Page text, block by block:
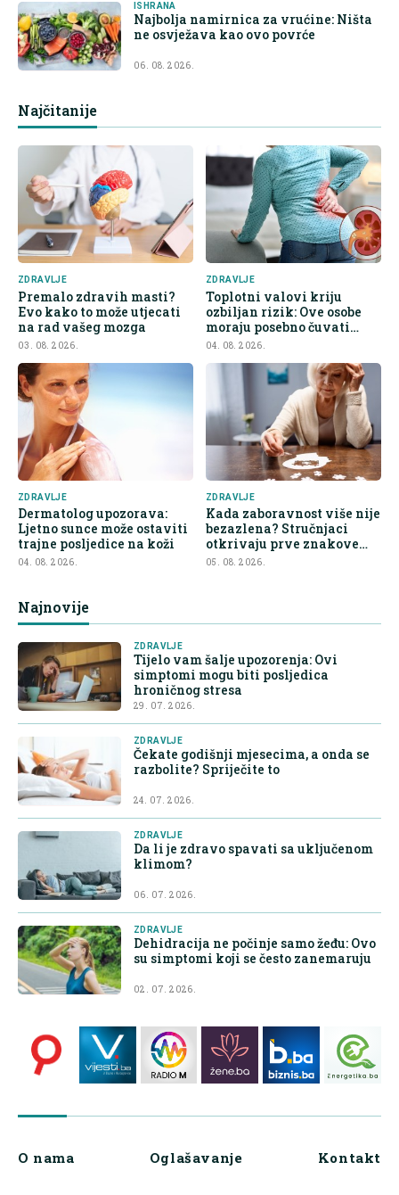
ISHRANA
Najbolja namirnica za vrućine: Ništa
ne osvježava kao ovo povrće
06. 08. 2026.
Najčitanije
ZDRAVLJE
Premalo zdravih masti?
Evo kako to može utjecati
na rad vašeg mozga
03. 08. 2026.
ZDRAVLJE
Toplotni valovi kriju
ozbiljan rizik: Ove osobe
moraju posebno čuvati
bubrege
04. 08. 2026.
ZDRAVLJE
Dermatolog upozorava:
Ljetno sunce može ostaviti
trajne posljedice na koži
04. 08. 2026.
ZDRAVLJE
Kada zaboravnost više nije
bezazlena? Stručnjaci
otkrivaju prve znakove
demencije
05. 08. 2026.
Najnovije
ZDRAVLJE
Tijelo vam šalje upozorenja: Ovi
simptomi mogu biti posljedica
hroničnog stresa
29. 07. 2026.
ZDRAVLJE
Čekate godišnji mjesecima, a onda se
razbolite? Spriječite to
24. 07. 2026.
ZDRAVLJE
Da li je zdravo spavati sa uključenom
klimom?
06. 07. 2026.
ZDRAVLJE
Dehidracija ne počinje samo žeđu: Ovo
su simptomi koji se često zanemaruju
02. 07. 2026.
O nama Oglašavanje Kontakt